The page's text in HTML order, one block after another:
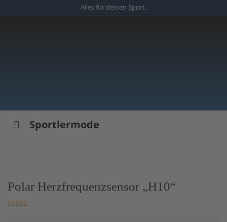
to
Alles für deinen Sport.
Sportlermode
Polar Herzfrequenzsensor „H10“